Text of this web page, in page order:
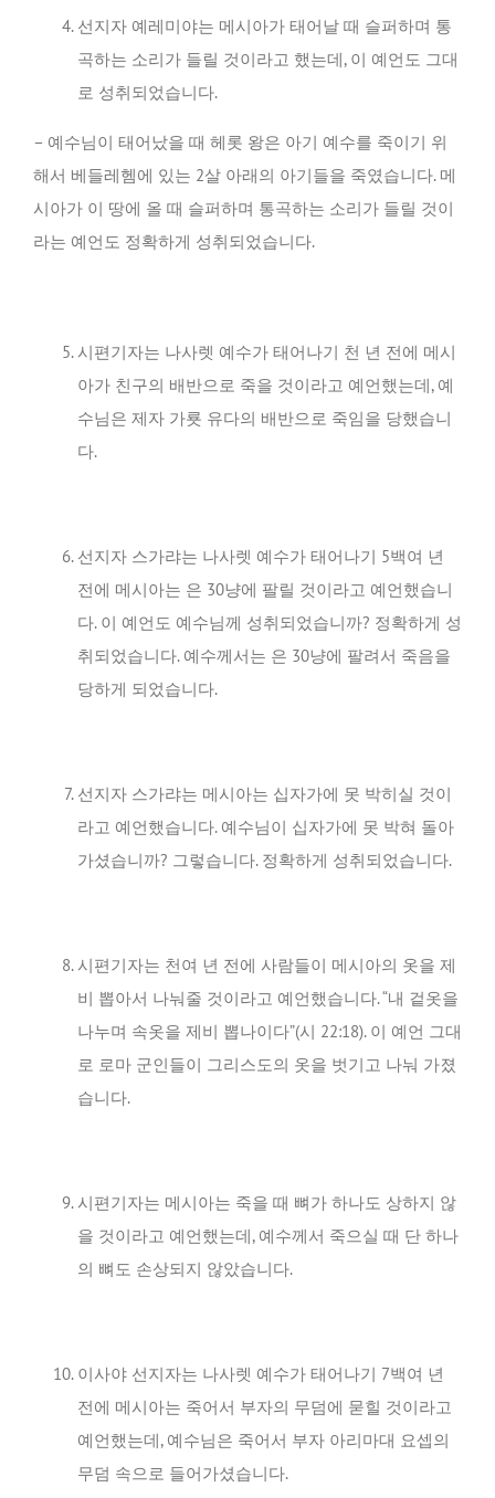
선지자 예레미야는 메시아가 태어날 때 슬퍼하며 통
곡하는 소리가 들릴 것이라고 했는데, 이 예언도 그대
로 성취되었습니다.
– 예수님이 태어났을 때 헤롯 왕은 아기 예수를 죽이기 위
해서 베들레헴에 있는 2살 아래의 아기들을 죽였습니다. 메
시아가 이 땅에 올 때 슬퍼하며 통곡하는 소리가 들릴 것이
라는 예언도 정확하게 성취되었습니다.
시편기자는 나사렛 예수가 태어나기 천 년 전에 메시
아가 친구의 배반으로 죽을 것이라고 예언했는데, 예
수님은 제자 가룟 유다의 배반으로 죽임을 당했습니
다.
선지자 스가랴는 나사렛 예수가 태어나기 5백여 년
전에 메시아는 은 30냥에 팔릴 것이라고 예언했습니
다. 이 예언도 예수님께 성취되었습니까? 정확하게 성
취되었습니다. 예수께서는 은 30냥에 팔려서 죽음을
당하게 되었습니다.
선지자 스가랴는 메시아는 십자가에 못 박히실 것이
라고 예언했습니다. 예수님이 십자가에 못 박혀 돌아
가셨습니까? 그렇습니다. 정확하게 성취되었습니다.
시편기자는 천여 년 전에 사람들이 메시아의 옷을 제
비 뽑아서 나눠줄 것이라고 예언했습니다. “내 겉옷을
나누며 속옷을 제비 뽑나이다”(시 22:18). 이 예언 그대
로 로마 군인들이 그리스도의 옷을 벗기고 나눠 가졌
습니다.
시편기자는 메시아는 죽을 때 뼈가 하나도 상하지 않
을 것이라고 예언했는데, 예수께서 죽으실 때 단 하나
의 뼈도 손상되지 않았습니다.
이사야 선지자는 나사렛 예수가 태어나기 7백여 년
전에 메시아는 죽어서 부자의 무덤에 묻힐 것이라고
예언했는데, 예수님은 죽어서 부자 아리마대 요셉의
무덤 속으로 들어가셨습니다.